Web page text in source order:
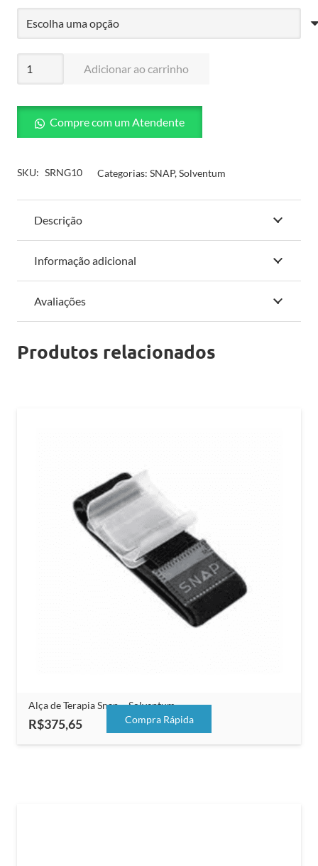
SecurRing
Solventum
Adicionar ao carrinho
Compre com um Atendente
SKU: SRNG10 Categorias: SNAP,Solventum
Descrição
Informação adicional
Avaliações
Produtos relacionados
Alça de Terapia Snap – Solventum
R$375,65 Compra Rápida